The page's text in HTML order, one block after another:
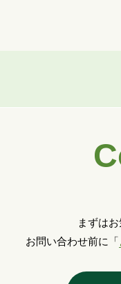
まずは
お問い合わせ前に「